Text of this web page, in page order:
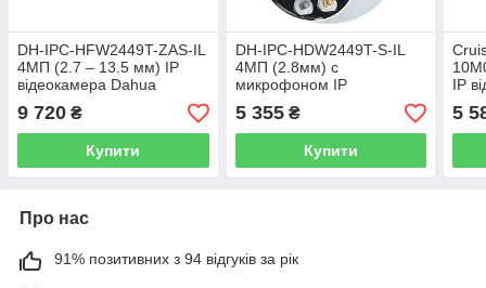
DH-IPC-HFW2449T-ZAS-IL
4МП (2.7 – 13.5 мм) IP
відеокамера Dahua
9 720 ₴
Купити
DH-IPC-HDW2449T-S-IL
4МП (2.8мм) с
микрофоном IP
відеокамера Dahua
5 355₴
Купити
IP
5
Про нас
91% позитивних з 94 відгуків за рік